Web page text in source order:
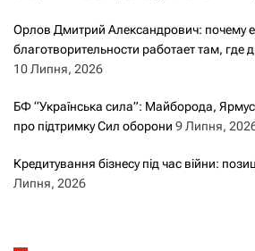
Орлов Дмитрий Александрович: почему
благотворительности работает там, где
10 Липня, 2026
БФ “Українська сила”: Майборода, Ярмус
про підтримку Сил оборони 9 Липня,
Кредитування бізнесу під час війни:
Липня, 2026